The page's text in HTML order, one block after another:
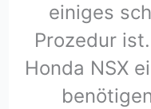
einiges
Prozedur
Honda NSX